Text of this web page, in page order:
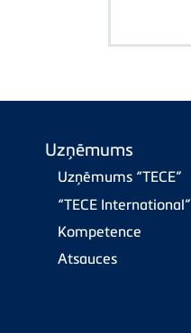
Uzņēmums
Uzņēmums “TECE”
“TECE International”
Kompetence
Atsauces